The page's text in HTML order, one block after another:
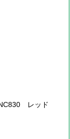
レッド